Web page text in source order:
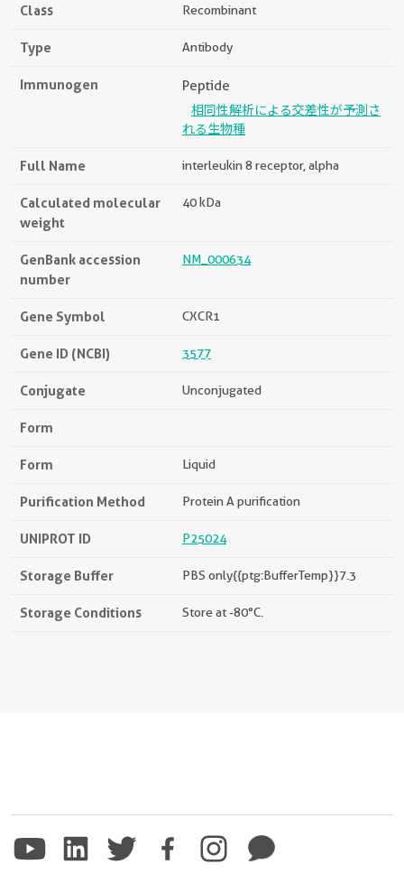
Class Recombinant
Type Antibody
Immunogen Peptide
相同性解析による交差性が予測さ
れる生物種
Full Name interleukin 8 receptor, alpha
Calculated molecular
weight
40 kDa
GenBank accession
number
NM_000634
Gene Symbol CXCR1
Gene ID (NCBI) 3577
Conjugate Unconjugated
Form
Form Liquid
Purification Method Protein A purification
UNIPROT ID P25024
Storage Buffer PBS only{{ptg:BufferTemp}}7.3
Storage Conditions Store at -80°C.